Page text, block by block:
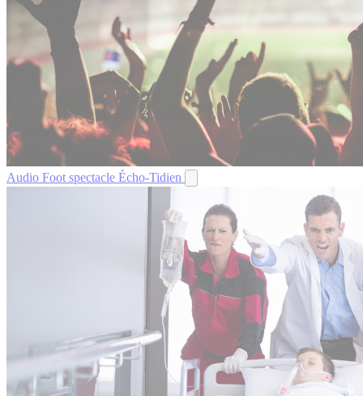
Audio Foot spectacle Écho-Tidien